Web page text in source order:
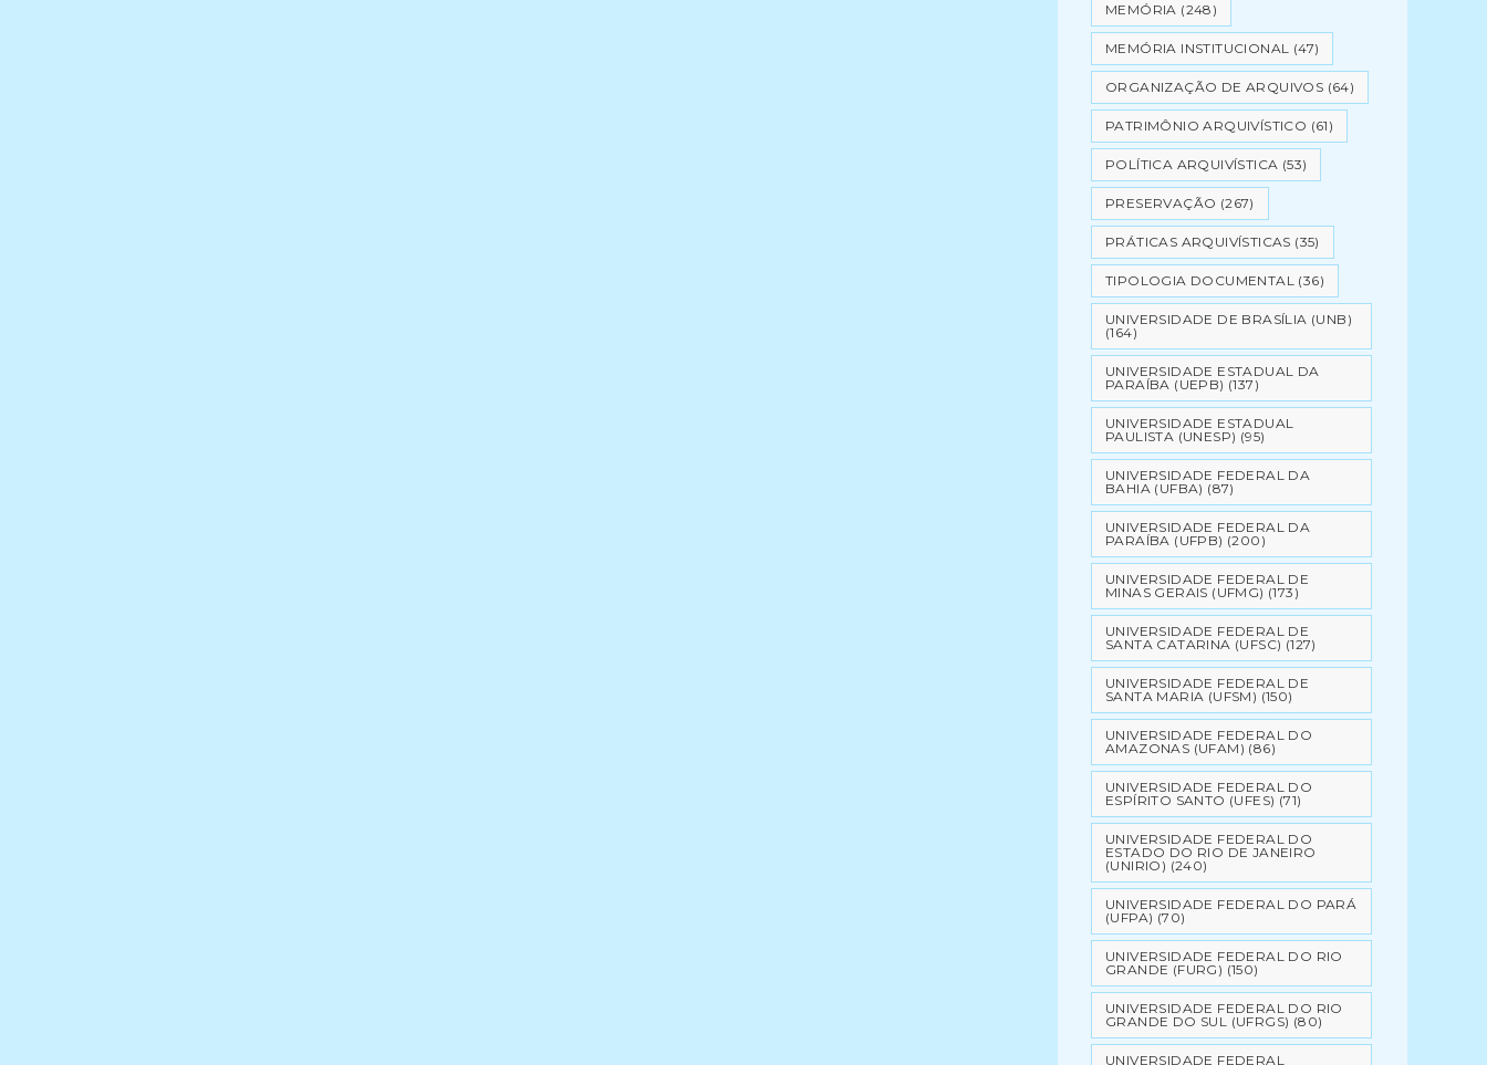
MEMÓRIA (248)
MEMÓRIA INSTITUCIONAL (47)
ORGANIZAÇÃO DE ARQUIVOS (64)
PATRIMÔNIO ARQUIVÍSTICO (61)
POLÍTICA ARQUIVÍSTICA (53)
PRESERVAÇÃO (267)
PRÁTICAS ARQUIVÍSTICAS (35)
TIPOLOGIA DOCUMENTAL (36)
UNIVERSIDADE DE BRASÍLIA (UNB)
(164)
UNIVERSIDADE ESTADUAL DA
PARAÍBA (UEPB) (137)
UNIVERSIDADE ESTADUAL
PAULISTA (UNESP) (95)
UNIVERSIDADE FEDERAL DA
BAHIA (UFBA) (87)
UNIVERSIDADE FEDERAL DA
PARAÍBA (UFPB) (200)
UNIVERSIDADE FEDERAL DE
MINAS GERAIS (UFMG) (173)
UNIVERSIDADE FEDERAL DE
SANTA CATARINA (UFSC) (127)
UNIVERSIDADE FEDERAL DE
SANTA MARIA (UFSM) (150)
UNIVERSIDADE FEDERAL DO
AMAZONAS (UFAM) (86)
UNIVERSIDADE FEDERAL DO
ESPÍRITO SANTO (UFES) (71)
UNIVERSIDADE FEDERAL DO
ESTADO DO RIO DE JANEIRO
(UNIRIO) (240)
UNIVERSIDADE FEDERAL DO PARÁ
(UFPA) (70)
UNIVERSIDADE FEDERAL DO RIO
GRANDE (FURG) (150)
UNIVERSIDADE FEDERAL DO RIO
GRANDE DO SUL (UFRGS) (80)
UNIVERSIDADE FEDERAL